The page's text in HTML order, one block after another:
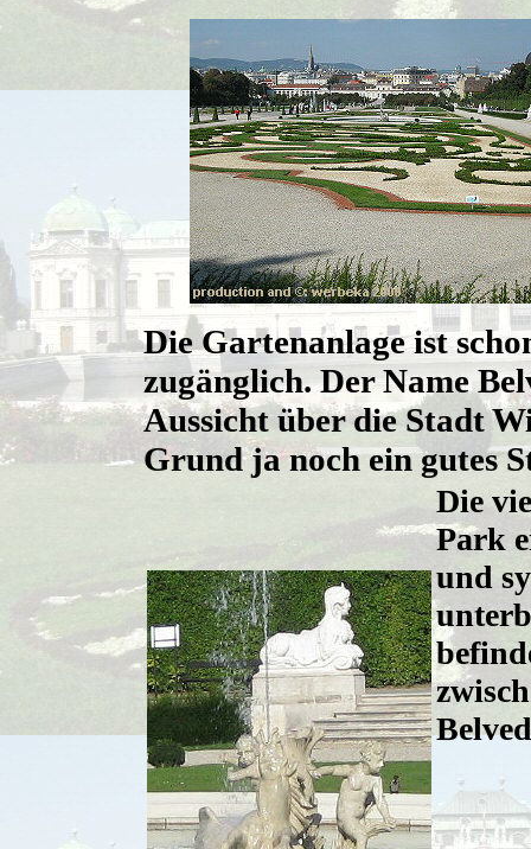
Die Gartenanlage ist
zugänglich. Der Name
Aussicht über die Stadt
Grund ja noch ein gutes
Die
Park
und